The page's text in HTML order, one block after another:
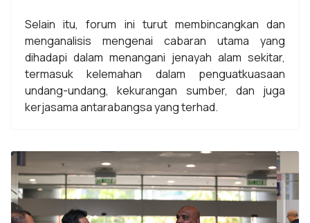
Selain itu, forum ini turut membincangkan dan
menganalisis mengenai cabaran utama yang
dihadapi dalam menangani jenayah alam sekitar,
termasuk kelemahan dalam penguatkuasaan
undang-undang, kekurangan sumber, dan juga
kerjasama antarabangsa yang terhad.